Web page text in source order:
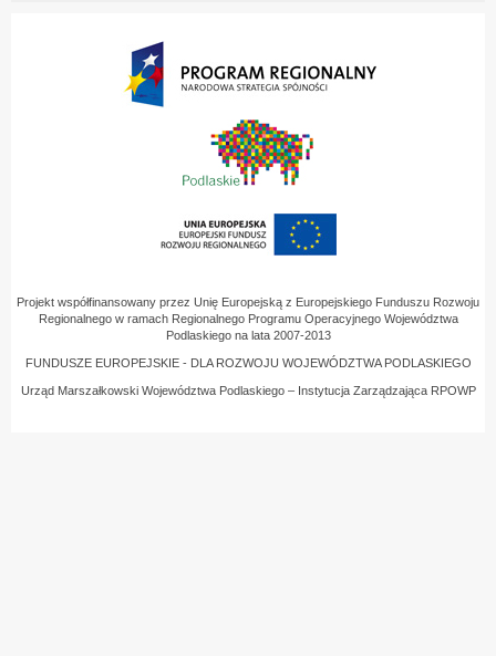
Projekt współfinansowany przez Unię Europejską z Europejskiego Funduszu Rozwoju
Regionalnego w ramach Regionalnego Programu Operacyjnego Województwa
Podlaskiego na lata 2007-2013
FUNDUSZE EUROPEJSKIE - DLA ROZWOJU WOJEWÓDZTWA PODLASKIEGO
Urząd Marszałkowski Województwa Podlaskiego – Instytucja Zarządzająca RPOWP